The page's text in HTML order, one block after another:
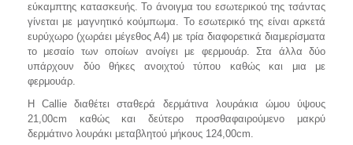
εύκαμπτης κατασκευής. Το άνοιγμα του εσωτερικού της τσάντας
γίνεται με μαγνητικό κούμπωμα. Το εσωτερικό της είναι αρκετά
ευρύχωρο (χωράει μέγεθος Α4) με τρία διαφορετικά διαμερίσματα
το μεσαίο των οποίων ανοίγει με φερμουάρ. Στα άλλα δύο
υπάρχουν δύο θήκες ανοιχτού τύπου καθώς και μια με
φερμουάρ.
Η Callie διαθέτει σταθερά δερμάτινα λουράκια ώμου ύψους
21,00cm καθώς και δεύτερο προσθαφαιρούμενο μακρύ
δερμάτινο λουράκι μεταβλητού μήκους 124,00cm.